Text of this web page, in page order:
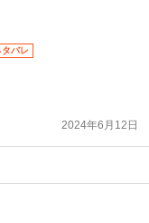
タバレ
2024年6月12日